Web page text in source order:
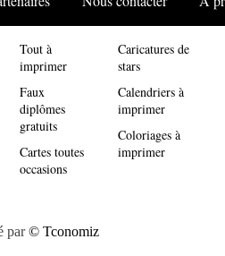
Tout à
imprimer
Faux
diplômes
gratuits
Cartes toutes
occasions
Caricatures de
stars
Calendriers à
imprimer
Coloriages à
imprimer
par© Tconomiz